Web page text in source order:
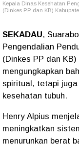
Kepala Dinas Kesehatan
(Dinkes PP dan KB)
SEKADAU,
Pengendalian
(Dinkes PP dan
mengungkapkan
spiritual, tetapi
kesehatan tubuh.
Henry Alpius
meningkatkan
menurunkan berat